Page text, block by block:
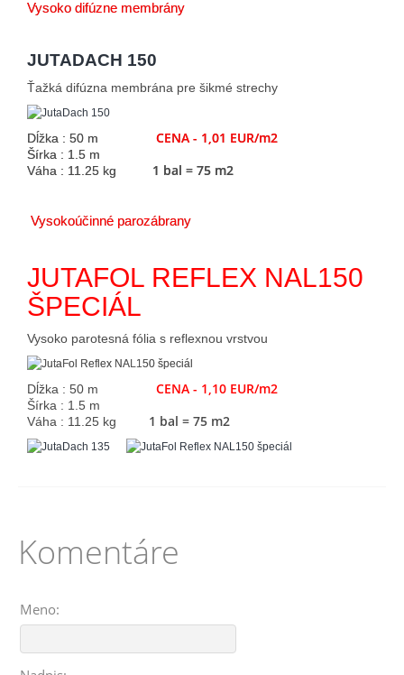
Vysoko difúzne membrány
JUTADACH 150
Ťažká difúzna membrána pre šikmé strechy
Dĺžka : 50 m CENA - 1,01 EUR/m2
Šírka : 1.5 m
Váha : 11.25 kg 1 bal = 75 m2
Vysokoúčinné parozábrany
JUTAFOL REFLEX NAL150
ŠPECIÁL
Vysoko parotesná fólia s reflexnou vrstvou
Dĺžka : 50 m CENA - 1,10 EUR/m2
Šírka : 1.5 m
Váha : 11.25 kg
1 bal = 75 m2
Komentáre
Meno: